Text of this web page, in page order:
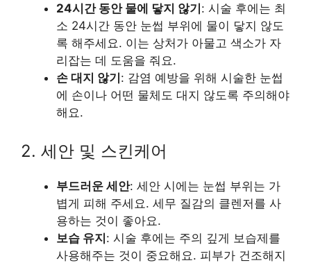
24시간 동안 물에 닿지 않기: 시술 후에는 최
소 24시간 동안 눈썹 부위에 물이 닿지 않도
록 해주세요. 이는 상처가 아물고 색소가 자
리잡는 데 도움을 줘요.
손 대지 않기: 감염 예방을 위해 시술한 눈썹
에 손이나 어떤 물체도 대지 않도록 주의해야
해요.
2. 세안 및 스킨케어
부드러운 세안: 세안 시에는 눈썹 부위는 가
볍게 피해 주세요. 세무 질감의 클렌저를 사
용하는 것이 좋아요.
보습 유지 : 시술 후에는 주의 깊게 보습제를
사용해주는 것이 중요해요. 피부가 건조해지